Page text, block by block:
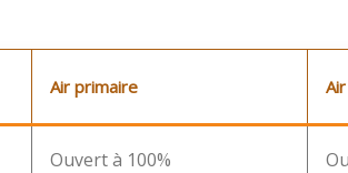
Air primaire
Ouvert à 100%